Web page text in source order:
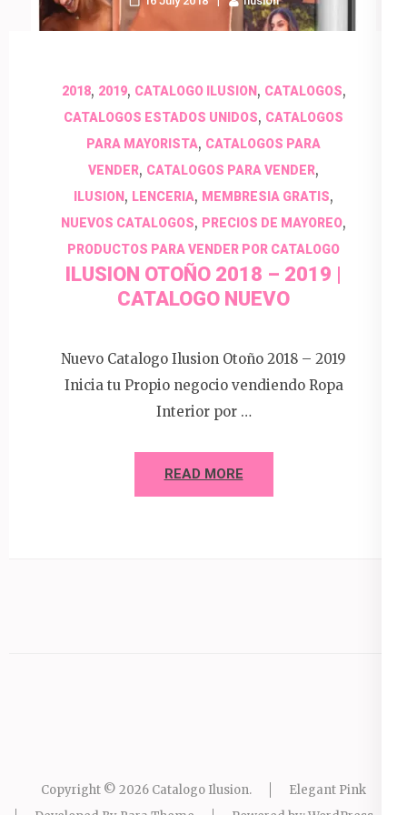
2018, 2019, CATALOGO ILUSION, CATALOGOS,
CATALOGOS ESTADOS UNIDOS, CATALOGOS
PARA MAYORISTA, CATALOGOS PARA
VENDER, CATALOGOS PARA VENDER,
ILUSION , LENCERIA, MEMBRESIA GRATIS,
NUEVOS CATALOGOS, PRECIOS DE MAYOREO,
PRODUCTOS PARA VENDER POR CATALOGO
ILUSION OTOÑO 2018 – 2019 |
CATALOGO NUEVO
Nuevo Catalogo Ilusion Otoño 2018 – 2019
Inicia tu Propio negocio vendiendo Ropa
Interior por …
READ MORE
Copyright © 2026 Catalogo Ilusion.
Elegant Pink